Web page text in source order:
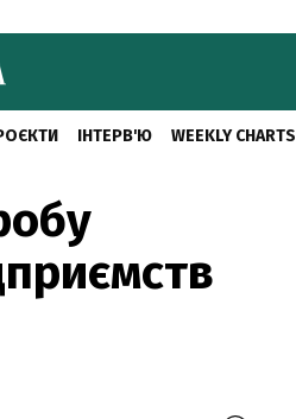
ІНТЕРВ'Ю WEEKLY CHARTS